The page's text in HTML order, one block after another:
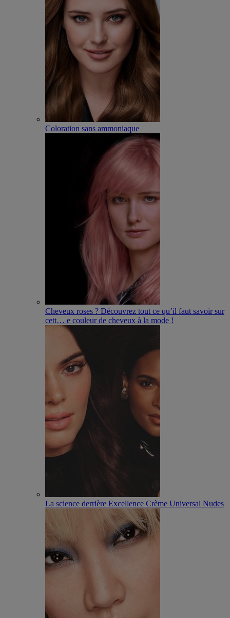
Coloration sans ammoniaque
Cheveux roses ? Découvrez tout ce qu’il faut savoir sur
cett… e couleur de cheveux à la mode !
La science derrière Excellence Crème Universal Nudes